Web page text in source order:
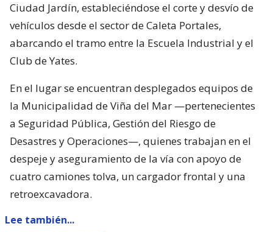
Ciudad Jardín, estableciéndose el corte y desvío de
vehículos desde el sector de Caleta Portales,
abarcando el tramo entre la Escuela Industrial y el
Club de Yates.
En el lugar se encuentran desplegados equipos de
la Municipalidad de Viña del Mar —pertenecientes
a Seguridad Pública, Gestión del Riesgo de
Desastres y Operaciones—, quienes trabajan en el
despeje y aseguramiento de la vía con apoyo de
cuatro camiones tolva, un cargador frontal y una
retroexcavadora.
Lee también...